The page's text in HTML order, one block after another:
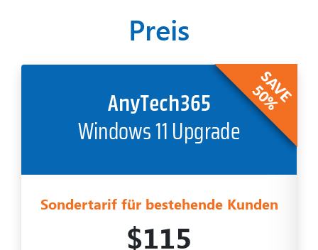
Preis
Sondertarif für bestehende Kunden
$115